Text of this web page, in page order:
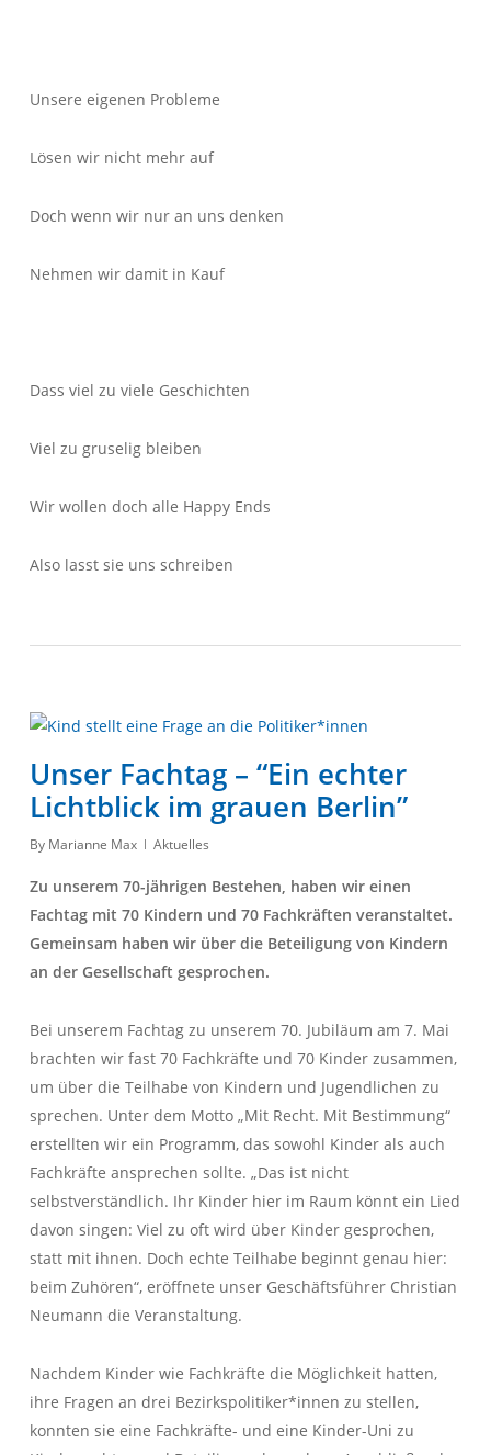
Unsere eigenen Probleme
Lösen wir nicht mehr auf
Doch wenn wir nur an uns denken
Nehmen wir damit in Kauf
Dass viel zu viele Geschichten
Viel zu gruselig bleiben
Wir wollen doch alle Happy Ends
Also lasst sie uns schreiben
Unser Fachtag – “Ein echter
Lichtblick im grauen Berlin”
By Marianne Max Aktuelles
Zu unserem 70-jährigen Bestehen, haben wir einen
Fachtag mit 70 Kindern und 70 Fachkräften veranstaltet.
Gemeinsam haben wir über die Beteiligung von Kindern
an der Gesellschaft gesprochen.
Bei unserem Fachtag zu unserem 70. Jubiläum am 7. Mai
brachten wir fast 70 Fachkräfte und 70 Kinder zusammen,
um über die Teilhabe von Kindern und Jugendlichen zu
sprechen. Unter dem Motto „Mit Recht. Mit Bestimmung“
erstellten wir ein Programm, das sowohl Kinder als auch
Fachkräfte ansprechen sollte. „Das ist nicht
selbstverständlich. Ihr Kinder hier im Raum könnt ein Lied
davon singen: Viel zu oft wird über Kinder gesprochen,
statt mit ihnen. Doch echte Teilhabe beginnt genau hier:
beim Zuhören“, eröffnete unser Geschäftsführer Christian
Neumann die Veranstaltung.
Nachdem Kinder wie Fachkräfte die Möglichkeit hatten,
ihre Fragen an drei Bezirkspolitiker*innen zu stellen,
konnten sie eine Fachkräfte- und eine Kinder-Uni zu